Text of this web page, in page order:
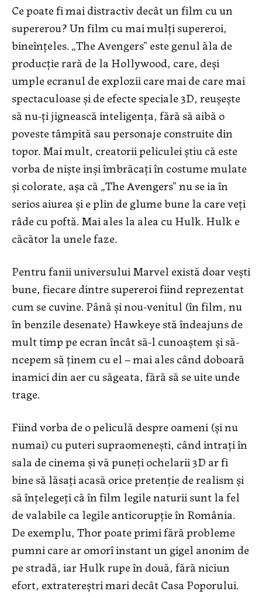
Ce poate fi mai distractiv decât un film cu un
supererou? Un film cu mai mulți supereroi,
bineînțeles. „The Avengers” este genul ăla de
producție rară de la Hollywood, care, deși
umple ecranul de explozii care mai de care mai
spectaculoase și de efecte speciale 3D, reușește
să nu-ți jignească inteligența, fără să aibă o
poveste tâmpită sau personaje construite din
topor. Mai mult, creatorii peliculei știu că este
vorba de niște inși îmbrăcați în costume mulate
și colorate, așa că „The Avengers” nu se ia în
serios aiurea și e plin de glume bune la care veți
râde cu poftă. Mai ales la alea cu Hulk. Hulk e
căcător la unele faze.
Pentru fanii universului Marvel există doar vești
bune, fiecare dintre supereroi fiind reprezentat
cum se cuvine. Până și nou-venitul (în film, nu
în benzile desenate) Hawkeye stă îndeajuns de
mult timp pe ecran încât să-l cunoaștem și să-
ncepem să ținem cu el – mai ales când doboară
inamici din aer cu săgeata, fără să se uite unde
trage.
Fiind vorba de o peliculă despre oameni (și nu
numai) cu puteri supraomenești, când intrați în
sala de cinema și vă puneți ochelarii 3D ar fi
bine să lăsați acasă orice pretenție de realism și
să înțelegeți că în film legile naturii sunt la fel
de valabile ca legile anticorupție în România.
De exemplu, Thor poate primi fără probleme
pumni care ar omorî instant un gigel anonim de
pe stradă, iar Hulk rupe în două, fără niciun
efort, extratereștri mari decât Casa Poporului.